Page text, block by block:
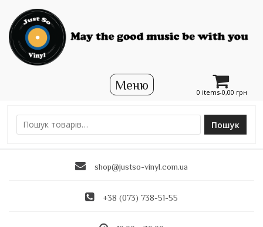
0 items-0,00 грн
Ш
Пошук
shop@justso-vinyl.com.ua
+38 (073) 738-51-55